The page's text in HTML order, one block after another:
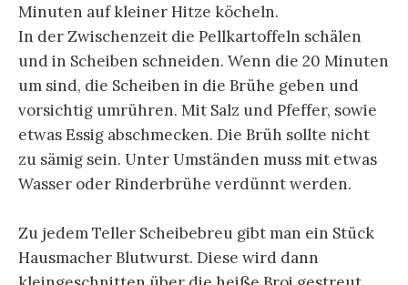
Minuten auf kleiner Hitze köcheln.
In der Zwischenzeit die Pellkartoffeln schälen
und in Scheiben schneiden. Wenn die 20 Minuten
um sind, die Scheiben in die Brühe geben und
vorsichtig umrühren. Mit Salz und Pfeffer, sowie
etwas Essig abschmecken. Die Brüh sollte nicht
zu sämig sein. Unter Umständen muss mit etwas
Wasser oder Rinderbrühe verdünnt werden.
Zu jedem Teller Scheibebreu gibt man ein Stück
Hausmacher Blutwurst. Diese wird dann